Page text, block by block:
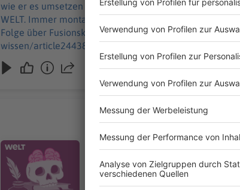
wie er es umsetzen wollte, erklärt „Aha! History“. "Aha! History – Zehn Minuten Geschichte" ist der neue History-Podcast von
WELT. Immer montags und donnerstags ab 6 Uhr. Wir freuen uns über Feedback an history@welt.de. Hier geht's zur AHA!-
Folge über Fusionskraftwerke: https://www.welt.de/
wissen/article244380592/Fusionskraftwerke-Der-Traum-
Redaktion, Moderation: Viola Koegst Impressum: https://www.welt.de/services/article7893735/Impressum.html Datenschutz:
https://www.welt.de/services/article157550705/
Audiotitel - Wie Kunst entstand
Wie Kunst entstand
Erst lange nach der Entstehung
der ältesten bekannten
rund 40.000 Jahre alten Objekte
History – Zehn Minuten